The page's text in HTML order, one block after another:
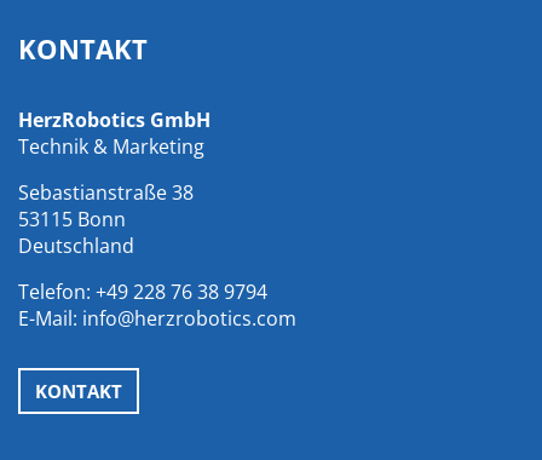
KONTAKT
HerzRobotics GmbH
Technik & Marketing
Sebastianstraße 38
53115 Bonn
Deutschland
Telefon: +49 228 76 38 9794
E-Mail: info@herzrobotics.com
KONTAKT